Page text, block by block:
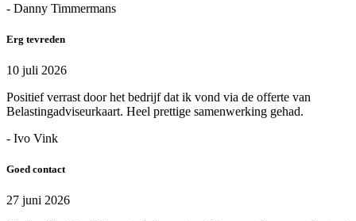
- Danny Timmermans
Erg tevreden
10 juli 2026
Positief verrast door het bedrijf dat ik vond via de offerte van
Belastingadviseurkaart. Heel prettige samenwerking gehad.
- Ivo Vink
Goed contact
27 juni 2026